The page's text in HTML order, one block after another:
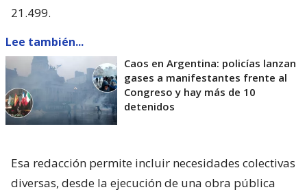
21.499.
Lee también...
Caos en Argentina: policías lanzan
gases a manifestantes frente al
Congreso y hay más de 10
detenidos
Esa redacción permite incluir necesidades colectivas
diversas, desde la ejecución de una obra pública